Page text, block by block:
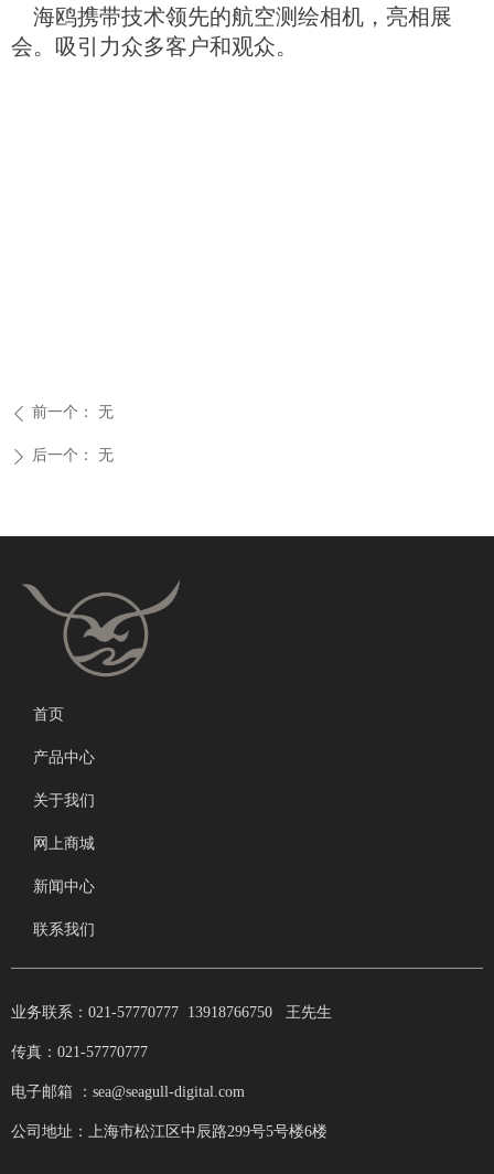
海鸥携带技术领先的航空测绘相机，亮相展
会。吸引力众多客户和观众。
ꄴ 前一个： 无
ꄲ 后一个： 无
首页
产品中心
关于我们
网上商城
新闻中心
联系我们
业务联系：021-57770777 13918766750 王先生
传真：021-57770777
电子邮箱 ：sea@seagull-digital.com
公司地址：上海市松江区中辰路299号5号楼6楼